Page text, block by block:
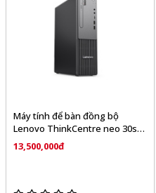
Máy tính để bàn đồng bộ
Lenovo ThinkCentre neo 30s
Gen 5 13DG0001VA
13,500,000đ